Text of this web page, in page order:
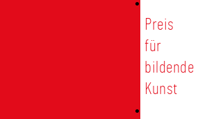
Preis
für
bildende
Kunst